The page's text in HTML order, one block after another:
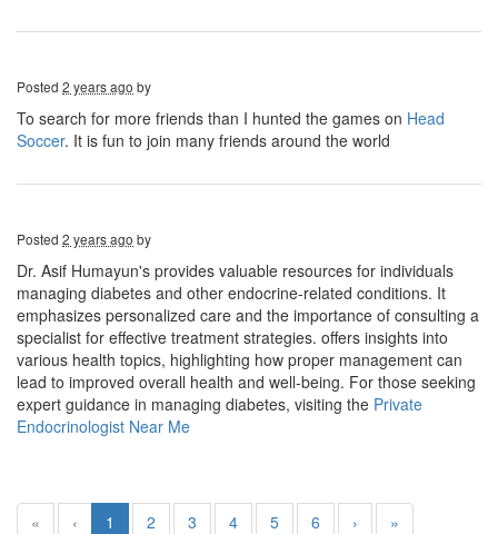
Posted 2 years ago by
To search for more friends than I hunted the games on Head
Soccer. It is fun to join many friends around the world
Posted 2 years ago by
Dr. Asif Humayun's provides valuable resources for individuals
managing diabetes and other endocrine-related conditions. It
emphasizes personalized care and the importance of consulting a
specialist for effective treatment strategies. offers insights into
various health topics, highlighting how proper management can
lead to improved overall health and well-being. For those seeking
expert guidance in managing diabetes, visiting the Private
Endocrinologist Near Me
« ‹ 1 2 3 4 5 6 › »